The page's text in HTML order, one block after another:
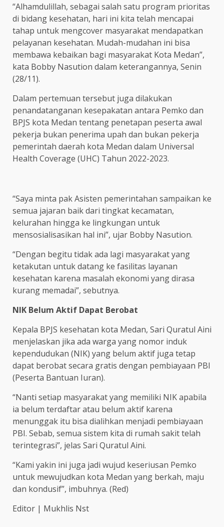
“Alhamdulillah, sebagai salah satu program prioritas
di bidang kesehatan, hari ini kita telah mencapai
tahap untuk mengcover masyarakat mendapatkan
pelayanan kesehatan. Mudah-mudahan ini bisa
membawa kebaikan bagi masyarakat Kota Medan”,
kata Bobby Nasution dalam keterangannya, Senin
(28/11).
Dalam pertemuan tersebut juga dilakukan
penandatanganan kesepakatan antara Pemko dan
BPJS kota Medan tentang penetapan peserta awal
pekerja bukan penerima upah dan bukan pekerja
pemerintah daerah kota Medan dalam Universal
Health Coverage (UHC) Tahun 2022-2023.
“Saya minta pak Asisten pemerintahan sampaikan ke
semua jajaran baik dari tingkat kecamatan,
kelurahan hingga ke lingkungan untuk
mensosialisasikan hal ini”, ujar Bobby Nasution.
“Dengan begitu tidak ada lagi masyarakat yang
ketakutan untuk datang ke fasilitas layanan
kesehatan karena masalah ekonomi yang dirasa
kurang memadai”, sebutnya.
NIK Belum Aktif Dapat Berobat
Kepala BPJS kesehatan kota Medan, Sari Quratul Aini
menjelaskan jika ada warga yang nomor induk
kependudukan (NIK) yang belum aktif juga tetap
dapat berobat secara gratis dengan pembiayaan PBI
(Peserta Bantuan Iuran).
“Nanti setiap masyarakat yang memiliki NIK apabila
ia belum terdaftar atau belum aktif karena
menunggak itu bisa dialihkan menjadi pembiayaan
PBI. Sebab, semua sistem kita di rumah sakit telah
terintegrasi”, jelas Sari Quratul Aini.
“Kami yakin ini juga jadi wujud keseriusan Pemko
untuk mewujudkan kota Medan yang berkah, maju
dan kondusif”, imbuhnya. (Red)
Editor | Mukhlis Nst